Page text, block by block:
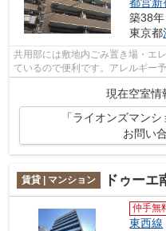
築38年
東京都
共用部には敷地内ごみ置き場・エ
ているので便利です。アレルギー
す。健康な体は新鮮な空気を吸う
現在空室情
「ライオンズマン
お問い
賃貸 | マンション ドゥーエ
仲手無
東西線